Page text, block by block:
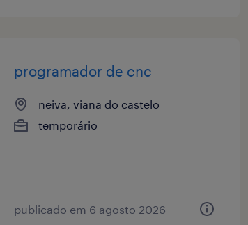
programador de cnc
neiva, viana do castelo
temporário
publicado em 6 agosto 2026